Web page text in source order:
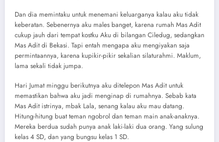
Dan dia memintaku untuk menemani keluarganya kalau aku tidak
keberatan. Sebenernya aku males banget, karena rumah Mas Adit
cukup jauh dari tempat kostku Aku di bilangan Ciledug, sedangkan
Mas Adit di Bekasi. Tapi entah mengapa aku mengiyakan saja
permintaannya, karena kupikir-pikir sekalian silaturahmi. Maklum,
lama sekali tidak jumpa.
Hari Jumat minggu berikutnya aku ditelepon Mas Adit untuk
memastikan bahwa aku jadi menginap di rumahnya. Sebab kata
Mas Adit istrinya, mbak Lala, senang kalau aku mau datang.
Hitung-hitung buat teman ngobrol dan teman main anak-anaknya.
Mereka berdua sudah punya anak laki-laki dua orang. Yang sulung
kelas 4 SD, dan yang bungsu kelas 1 SD.